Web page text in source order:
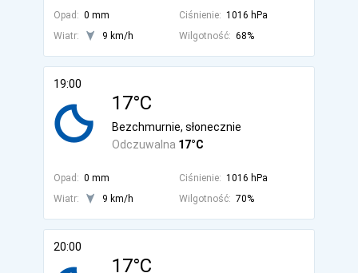
Opad: 0 mm Ciśnienie: 1016 hPa
Wiatr:
9 km/h Wilgotność: 68%
19:00
17°C
Odczuwalna 17°C
Bezchmurnie, słonecznie
Opad: 0 mm Ciśnienie: 1016 hPa
Wiatr:
9 km/h Wilgotność: 70%
20:00
17°C